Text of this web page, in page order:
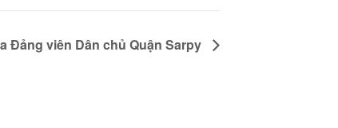
Đảng viên Dân chủ Quận Sarpy